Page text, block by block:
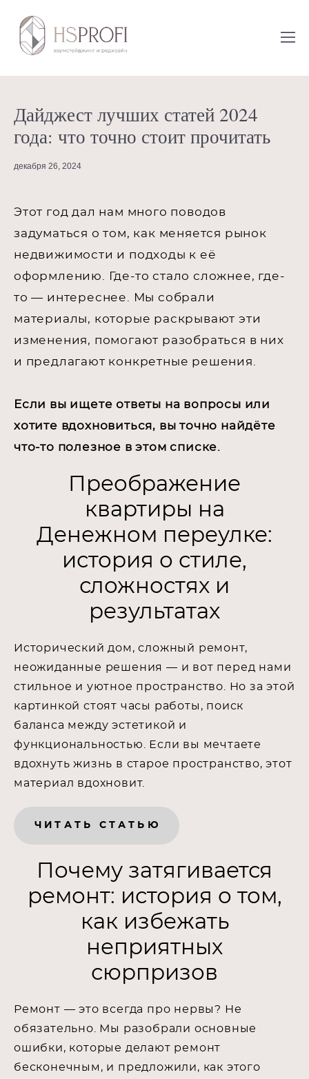
Дайджест лучших статей 2024
года: что точно стоит прочитать
декабря 26, 2024
Этот год дал нам много поводов
задуматься о том, как меняется рынок
недвижимости и подходы к её
оформлению. Где-то стало сложнее, где-
то — интереснее. Мы собрали
материалы, которые раскрывают эти
изменения, помогают разобраться в них
и предлагают конкретные решения.
Если вы ищете ответы на вопросы или
хотите вдохновиться, вы точно найдёте
что-то полезное в этом списке.
Преображение
квартиры на
Денежном переулке:
история о стиле,
сложностях и
результатах
Исторический дом, сложный ремонт,
неожиданные решения — и вот перед нами
стильное и уютное пространство. Но за этой
картинкой стоят часы работы, поиск
баланса между эстетикой и
функциональностью. Если вы мечтаете
вдохнуть жизнь в старое пространство, этот
материал вдохновит.
ЧИТАТЬ СТАТЬЮ
Почему затягивается
ремонт: история о том,
как избежать
неприятных
сюрпризов
Ремонт — это всегда про нервы? Не
обязательно. Мы разобрали основные
ошибки, которые делают ремонт
бесконечным, и предложили, как этого